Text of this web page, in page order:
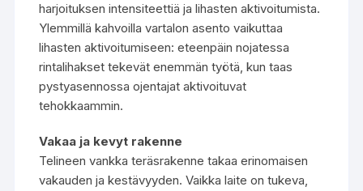
harjoituksen intensiteettiä ja lihasten aktivoitumista.
Ylemmillä kahvoilla vartalon asento vaikuttaa
lihasten aktivoitumiseen: eteenpäin nojatessa
rintalihakset tekevät enemmän työtä, kun taas
pystyasennossa ojentajat aktivoituvat
tehokkaammin.
Vakaa ja kevyt rakenne
Telineen vankka teräsrakenne takaa erinomaisen
vakauden ja kestävyyden. Vaikka laite on tukeva,